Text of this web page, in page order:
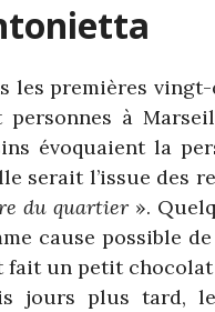
les premières
personnes à
évoquaient la
serait l’issue des
du quartier ».
cause possible
fait un petit chocolat
jours plus tard,